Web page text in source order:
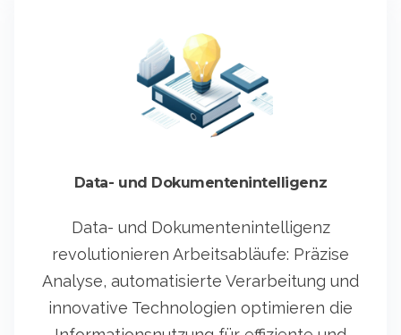
Data- und Dokumentenintelligenz
Data- und Dokumentenintelligenz
revolutionieren Arbeitsabläufe: Präzise
Analyse, automatisierte Verarbeitung und
innovative Technologien optimieren die